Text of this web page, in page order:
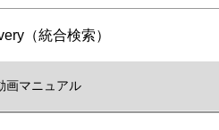
（統合検索）
画マニュアル